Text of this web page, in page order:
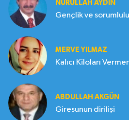
NURULLAH AYDIN
Gençlik ve
MERVE YILMAZ
Kalıcı Kiloları
ABDULLAH AKGÜN
Giresunun dirilişi